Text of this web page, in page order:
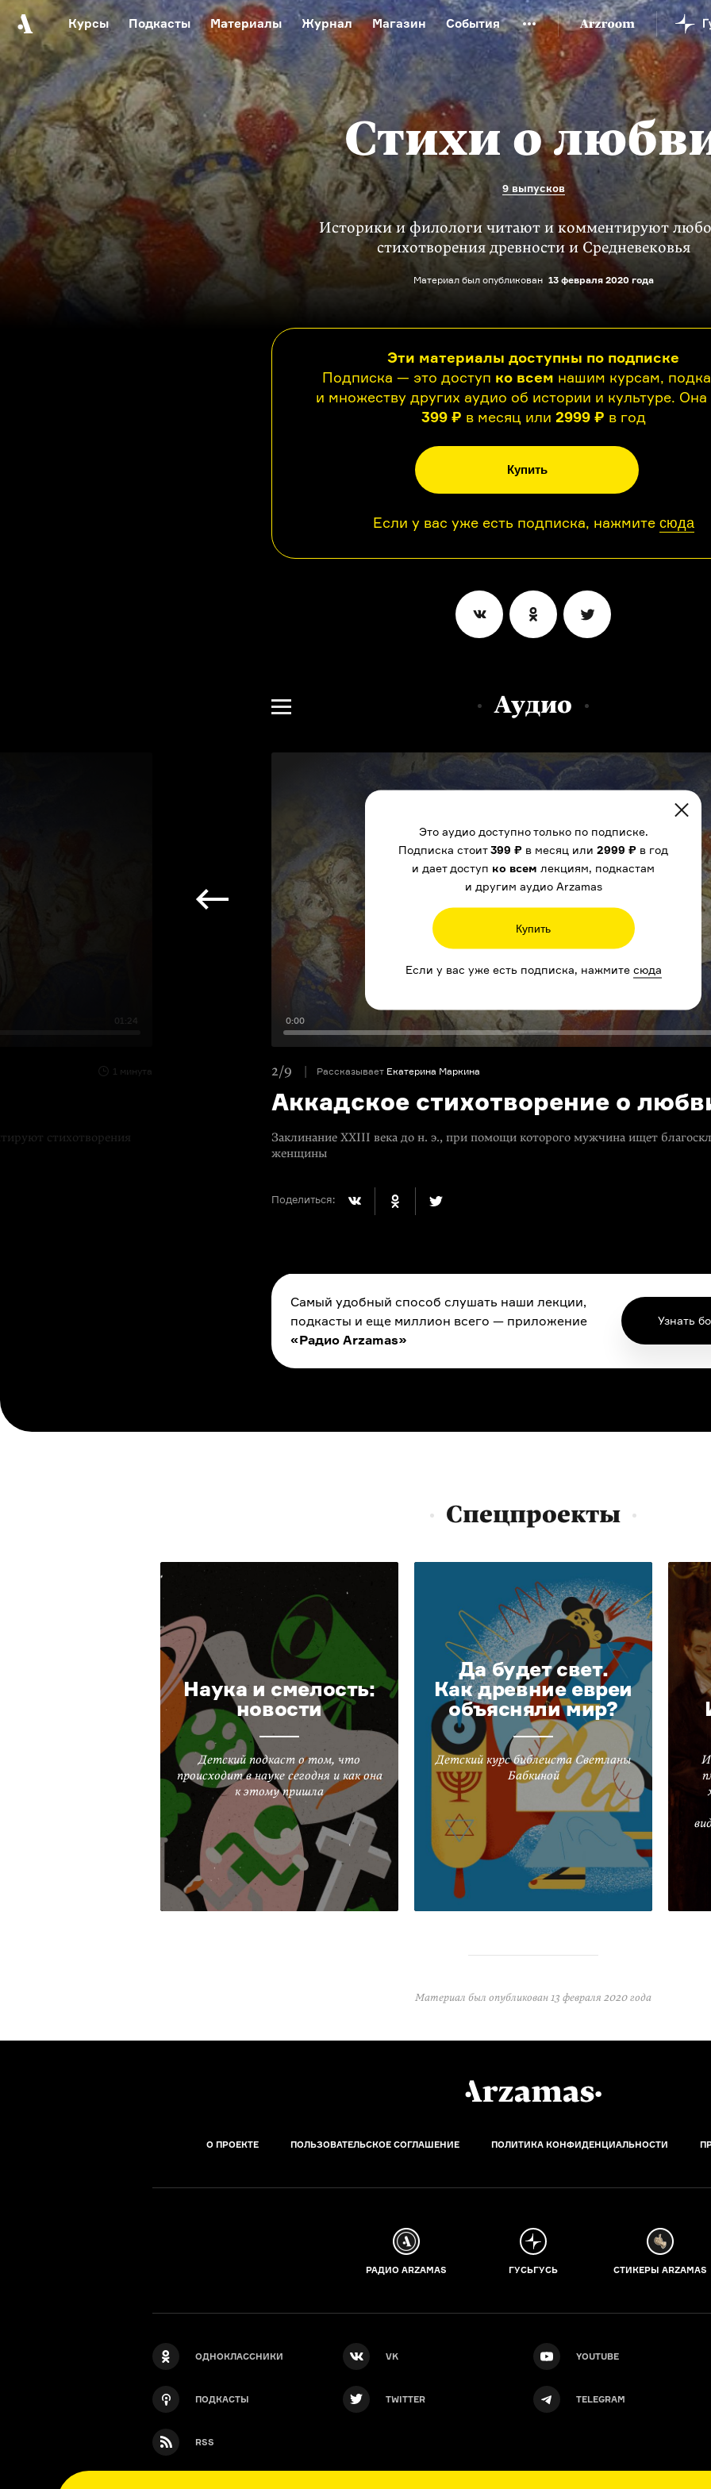
Курсы Подкасты Материалы Журнал Магазин События
Автор среди нас Еврейский музей Новая Третьяковка Онлайн-университет
Видеоистория русской культуры
Русский язык от «гой еси» до «лол кек»
Русское искусство XX века
Русская литература XX века
Стихи о
9 выпусков
Историки и филологи читают и комментируют
стихотворения древности и Средневековья
Материал был опубликован 13 февраля 2020 года
Эти материалы доступны по подписке
Подписка — это доступ ко всем нашим курсам,
и множеству других аудио об истории и культуре. Она
399 ₽ в месяц или 2999 ₽ в год
Купить
Если у вас уже есть подписка, нажмите сюда
Аудио
01:24
1 минута
стихотворения
Это аудио доступно только по подписке.
Подписка стоит399 ₽ в месяц или 2999 ₽ в год
и дает доступ ко всем лекциям, подкастам
и другим аудио Arzamas
Купить
Если у вас уже есть подписка, нажмите сюда
0:00
2/9 Рассказывает Екатерина Маркина
Аккадское стихотворение о
Заклинание XXIII века до н. э., при помощи которого мужчина ищет
женщины
Поделиться:
Самый удобный способ слушать наши лекции,
подкасты и еще миллион всего — приложение
«Радио Arzamas»
Узнать
Спецпроекты
Наука и смелость:
новости
Детский подкаст о том, что
происходит в науке сегодня и как она
к этому пришла
Да будет свет.
Как древние евреи
объясняли мир?
Детский курс библеиста Светланы
Бабкиной
Материал был опубликован13 февраля 2020 года
О ПРОЕКТЕ ПОЛЬЗОВАТЕЛЬСКОЕ СОГЛАШЕНИЕ ПОЛИТИКА КОНФИДЕНЦИАЛЬНОСТИ
РАДИО ARZAMAS ГУСЬГУСЬ СТИКЕРЫ ARZAMAS
ОДНОКЛАССНИКИ VK YOUTUBE
ПОДКАСТЫ TWITTER TELEGRAM
RSS